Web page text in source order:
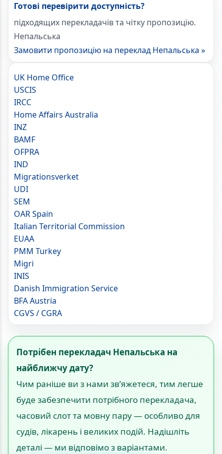
Готові перевірити доступність?
підходящих перекладачів та чітку пропозицію.
Непальська
Замовити пропозицію на переклад Непальська »
UK Home Office
USCIS
IRCC
Home Affairs Australia
INZ
BAMF
OFPRA
IND
Migrationsverket
UDI
SEM
OAR Spain
Italian Territorial Commission
EUAA
PMM Turkey
Migri
INIS
Danish Immigration Service
BFA Austria
CGVS / CGRA
Потрібен перекладач Непальська на
найближчу дату?
Чим раніше ви з нами зв’яжетеся, тим легше
буде забезпечити потрібного перекладача,
часовий слот та мовну пару — особливо для
судів, лікарень і великих подій. Надішліть
деталі — ми відповімо з варіантами.